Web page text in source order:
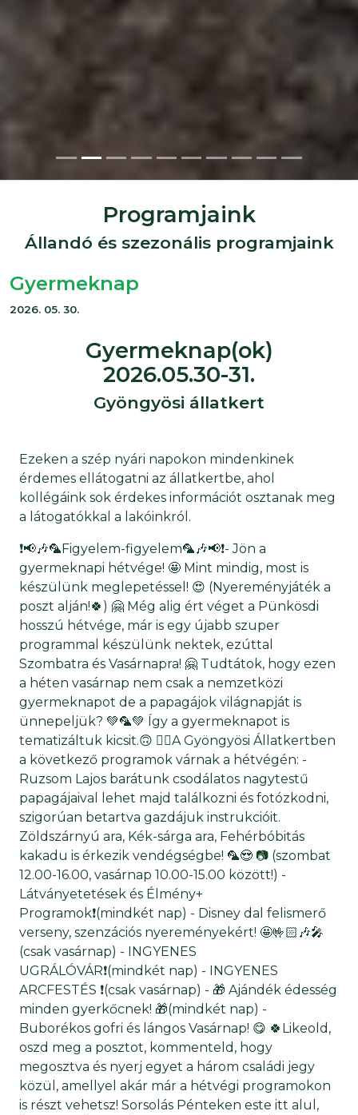
Programjaink
Állandó és szezonális programjaink
Gyermeknap
2026. 05. 30.
Gyermeknap(ok)
2026.05.30-31.
Gyöngyösi állatkert
Ezeken a szép nyári napokon mindenkinek
érdemes ellátogatni az állatkertbe, ahol
kollégáink sok érdekes információt osztanak meg
a látogatókkal a lakóinkról.
❗📢🎶🦜Figyelem-figyelem🦜🎶📢❗- Jön a
gyermeknapi hétvége! 🤩 Mint mindig, most is
készülünk meglepetéssel! 😍 (Nyereményjáték a
poszt alján!🍀) 🤗 Még alig ért véget a Pünkösdi
hosszú hétvége, már is egy újabb szuper
programmal készülünk nektek, ezúttal
Szombatra és Vasárnapra! 🤗 Tudtátok, hogy ezen
a héten vasárnap nem csak a nemzetközi
gyermeknapot de a papagájok világnapját is
ünnepeljük? 💚🦜💚 Így a gyermeknapot is
tematizáltuk kicsit.🙃 👉🏻A Gyöngyösi Állatkertben
a következő programok várnak a hétvégén: -
Ruzsom Lajos barátunk csodálatos nagytestű
papagájaival lehet majd találkozni és fotózkodni,
szigorúan betartva gazdájuk instrukcióit.
Zöldszárnyú ara, Kék-sárga ara, Fehérbóbitás
kakadu is érkezik vendégségbe! 🦜😍 📷 (szombat
12.00-16.00, vasárnap 10.00-15.00 között!) -
Látványetetések és Élmény+
Programok❗(mindkét nap) - Disney dal felismerő
verseny, szenzációs nyereményekért! 🤩🤟🏻🎶🎤
(csak vasárnap) - INGYENES
UGRÁLÓVÁR❗(mindkét nap) - INGYENES
ARCFESTÉS ❗(csak vasárnap) - 🎁 Ajándék édesség
minden gyerkőcnek! 🎁(mindkét nap) -
Buborékos gofri és lángos Vasárnap! 😋 🍀Likeold,
oszd meg a posztot, kommenteld, hogy
megosztva és nyerj egyet a három családi jegy
közül, amellyel akár már a hétvégi programokon
is részt vehetsz! Sorsolás Pénteken este itt alul,